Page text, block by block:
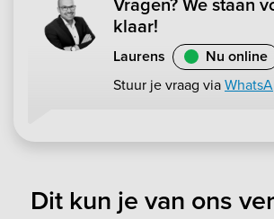
klaar!
Laurens Nu online
Stuur je vraag via
Dit kun je van ons